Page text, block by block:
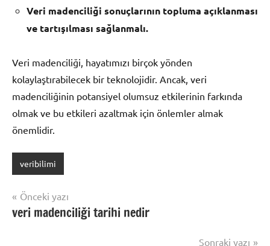
Veri madenciliği sonuçlarının topluma açıklanması
ve tartışılması sağlanmalı.
Veri madenciliği, hayatımızı birçok yönden
kolaylaştırabilecek bir teknolojidir. Ancak, veri
madenciliğinin potansiyel olumsuz etkilerinin farkında
olmak ve bu etkileri azaltmak için önlemler almak
önemlidir.
veribilimi
Yazı
gezinmesi
Önceki yazı
veri madenciliği tarihi nedir
Sonraki yazı